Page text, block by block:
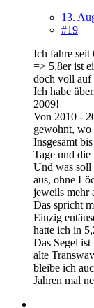
13.
#19
Ich fahre seit
=> 5,8er ist
doch voll auf
Ich habe
2009!
Von 2010 -
gewohnt, wo
Insgesamt
Tage und die
Und was soll
aus, ohne
jeweils mehr
Das spricht
Einzig
hatte ich in
Das Segel
alte
bleibe ich
Jahren mal